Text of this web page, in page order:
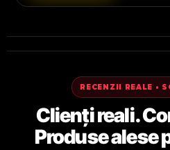
RECENZII REALE •
Clienți reali.
Produse alese